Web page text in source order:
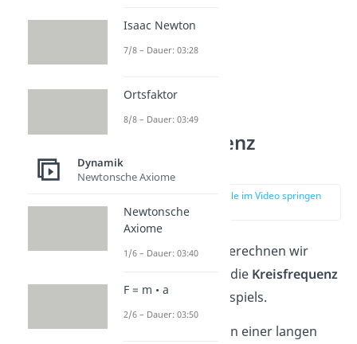
Kreisfrequenz
zur Stelle im Video springen
Zum Abschluss berechnen wir
zusammen noch die Kreisfrequenz
anhand eines Beispiels.
Eine Kugel wird an einer langen
Isaac Newton
7/8 – Dauer: 03:28
Ortsfaktor
8/8 – Dauer: 03:49
Dynamik
Newtonsche Axiome
Newtonsche
Axiome
1/6 – Dauer: 03:40
F = m • a
2/6 – Dauer: 03:50